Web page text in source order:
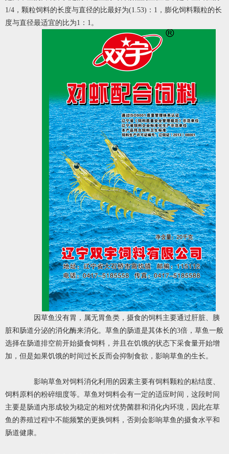
1/4，颗粒饲料的长度与直径的比最好为(1.53)：1，膨化饲料颗粒的长
度与直径最适宜的比为1：1。
因草鱼没有胃，属无胃鱼类，摄食的饲料主要通过肝脏、胰
脏和肠道分泌的消化酶来消化。草鱼的肠道是其体长的3倍，草鱼一般
选择在肠道排空前开始摄食饲料，并且在饥饿的状态下采食量开始增
加，但是如果饥饿的时间过长反而会抑制食欲，影响草鱼的生长。
影响草鱼对饲料消化利用的因素主要有饲料颗粒的粘结度、
饲料原料的粉碎细度等。草鱼对饲料会有一定的适应时间，这段时间
主要是肠道内形成较为稳定的相对优势菌群和消化内环境，因此在草
鱼的养殖过程中不能频繁的更换饲料，否则会影响草鱼的摄食水平和
肠道健康。